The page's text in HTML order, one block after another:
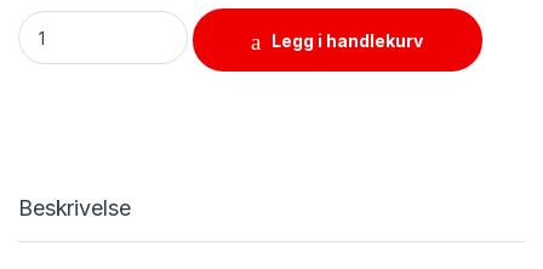
Ankelmerke uten nr., plast, hurtiglås, blå, NZ mod quantity
Legg i handlekurv
Beskrivelse